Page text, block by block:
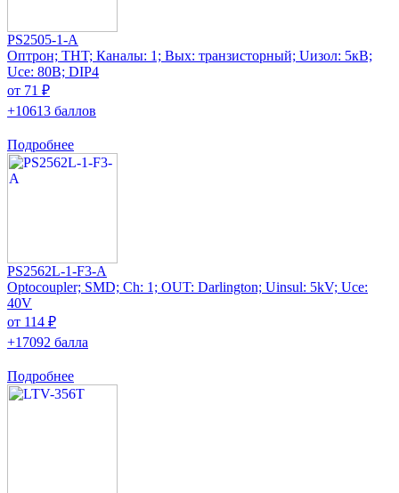
PS2505-1-A
Оптрон; THT; Каналы: 1; Вых: транзисторный; Uизол: 5кВ;
Uce: 80В; DIP4
от 71 ₽
+10613 баллов
Подробнее
PS2562L-1-F3-A
Optocoupler; SMD; Ch: 1; OUT: Darlington; Uinsul: 5kV; Uce:
40V
от 114 ₽
+17092 балла
Подробнее